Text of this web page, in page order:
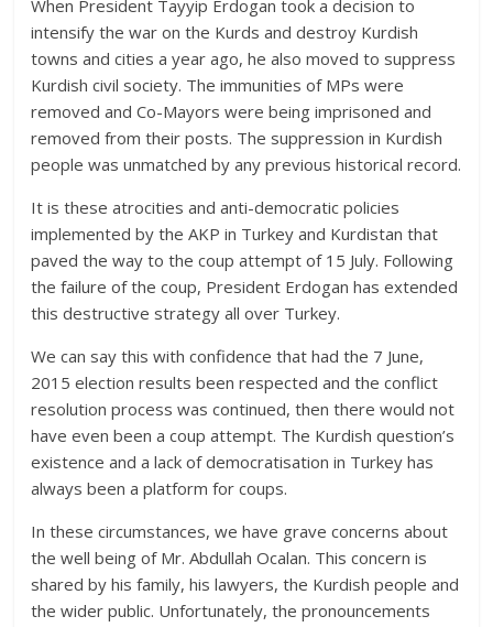
When President Tayyip Erdogan took a decision to
intensify the war on the Kurds and destroy Kurdish
towns and cities a year ago, he also moved to suppress
Kurdish civil society. The immunities of MPs were
removed and Co-Mayors were being imprisoned and
removed from their posts. The suppression in Kurdish
people was unmatched by any previous historical record.
It is these atrocities and anti-democratic policies
implemented by the AKP in Turkey and Kurdistan that
paved the way to the coup attempt of 15 July. Following
the failure of the coup, President Erdogan has extended
this destructive strategy all over Turkey.
We can say this with confidence that had the 7 June,
2015 election results been respected and the conflict
resolution process was continued, then there would not
have even been a coup attempt. The Kurdish question’s
existence and a lack of democratisation in Turkey has
always been a platform for coups.
In these circumstances, we have grave concerns about
the well being of Mr. Abdullah Ocalan. This concern is
shared by his family, his lawyers, the Kurdish people and
the wider public. Unfortunately, the pronouncements